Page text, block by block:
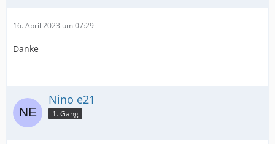
16. April 2023 um 07:29
Danke
Nino e21
1. Gang